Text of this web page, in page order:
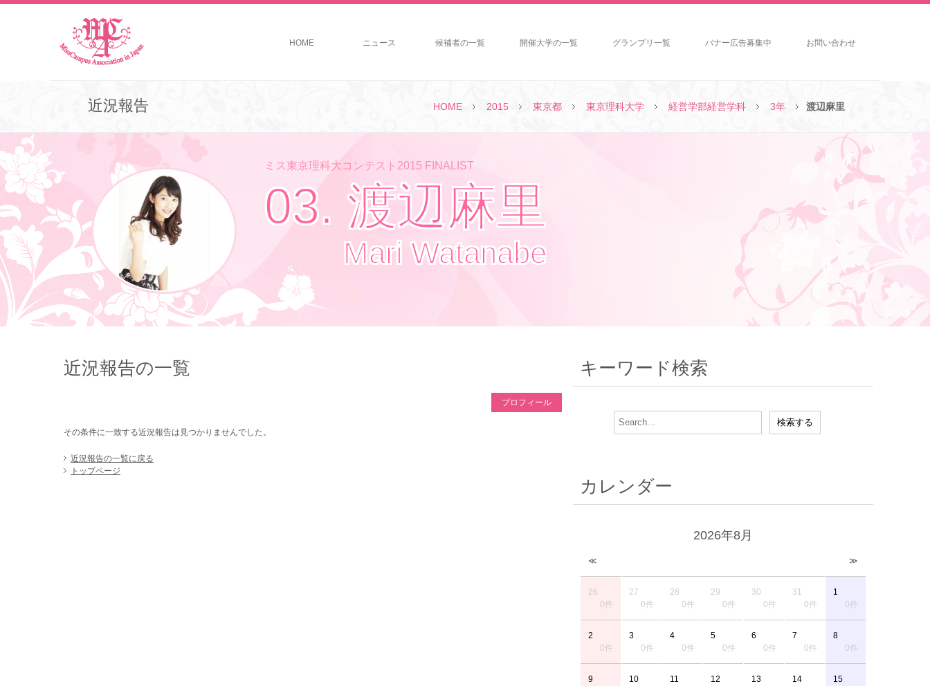
HOME ニュース 候補者の一覧 開催大学の一覧 グランプリ一覧 バナー広告募集中 お問い合わせ
HOME 2015 東京都 東京理科大学 経営学部経営学科 3年 渡辺麻里
近況報告
ミス東京理科大コンテスト2015 FINALIST
03. 渡辺麻里
Mari Watanabe
近況報告の一覧
プロフィール
その条件に一致する近況報告は見つかりませんでした。
近況報告の一覧に戻る
トップページ
キーワード検索
カレンダー
2026年8月
≪ ≫
26
0件
27
0件
28
0件
29
0件
30
0件
31
0件
1
0件
2
0件
3
0件
4
0件
5
0件
6
0件
7
0件
8
0件
9
10
11
12
13
14
15